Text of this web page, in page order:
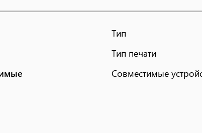
Тип
Тип печати
Совместимые